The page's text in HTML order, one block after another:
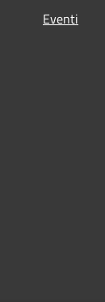
Eventi